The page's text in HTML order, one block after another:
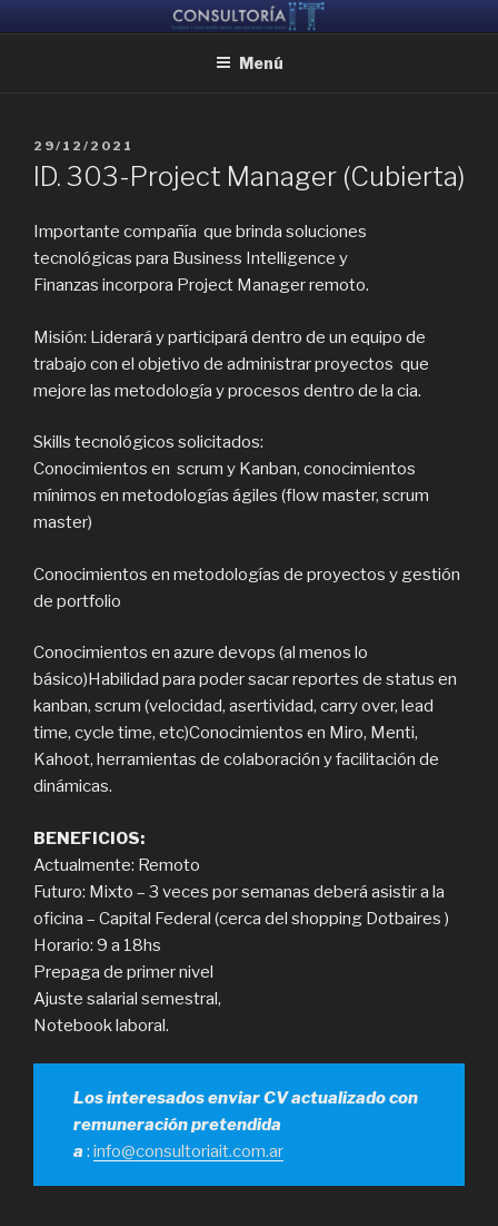
al
CONSULTORIA IT
Ayudamos a reunir grandes mentes, para que puedan crear juntas
Menú
PUBLICADO
EL
29/12/2021
ID. 303-Project Manager (Cubierta)
Importante compañía que brinda soluciones
tecnológicas para Business Intelligence y
Finanzas incorpora Project Manager remoto.
Misión: Liderará y participará dentro de un equipo de
trabajo con el objetivo de administrar proyectos que
mejore las metodología y procesos dentro de la cia.
Skills tecnológicos solicitados:
Conocimientos en scrum y Kanban, conocimientos
mínimos en metodologías ágiles (flow master, scrum
master)
Conocimientos en metodologías de proyectos y gestión
de portfolio
Conocimientos en azure devops (al menos lo
básico)Habilidad para poder sacar reportes de status en
kanban, scrum (velocidad, asertividad, carry over, lead
time, cycle time, etc)Conocimientos en Miro, Menti,
Kahoot, herramientas de colaboración y facilitación de
dinámicas.
BENEFICIOS:
Actualmente: Remoto
Futuro: Mixto – 3 veces por semanas deberá asistir a la
oficina – Capital Federal (cerca del shopping Dotbaires )
Horario: 9 a 18hs
Prepaga de primer nivel
Ajuste salarial semestral,
Notebook laboral.
Los interesados enviar CV actualizado con
remuneración pretendida
a: info@consultoriait.com.ar